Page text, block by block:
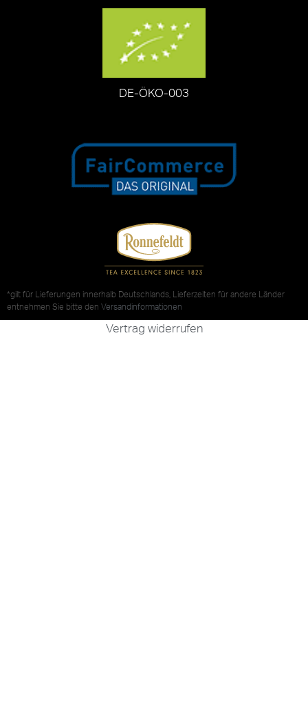
DE-ÖKO-003
*gilt für Lieferungen innerhalb Deutschlands, Lieferzeiten für andere Länder
entnehmen Sie bitte den Versandinformationen
Vertrag widerrufen